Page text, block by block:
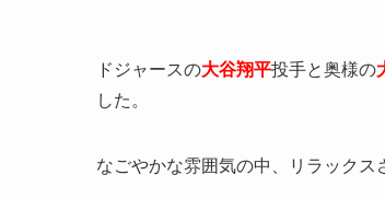
ドジャースの大谷翔平投手と奥様の
した。
なごやかな雰囲気の中、リラックス